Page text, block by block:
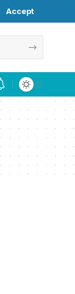
Accept